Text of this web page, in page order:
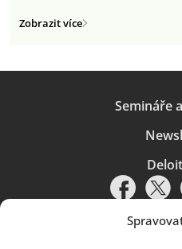
Zobrazit více
Semináře